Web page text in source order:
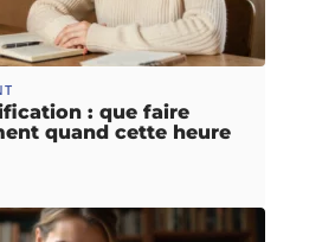
: que faire
quand cette heure